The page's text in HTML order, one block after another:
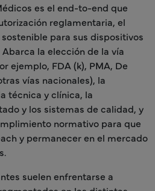
es el end-to-end que
reglamentaria, el
para sus dispositivos
la elección de la vía
ejemplo, FDA (k), PMA, De
vías nacionales), la
técnica y clínica, la
y los sistemas de calidad, y
normativo para que
y permanecer en el mercado
suelen enfrentarse a